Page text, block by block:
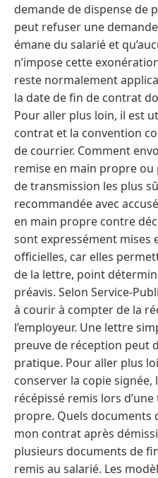
demande de dispense de
peut refuser une
émane du salarié et
n’impose cette
reste normalement
la date de fin de contrat
Pour aller plus loin, il est
contrat et la convention
de courrier. Comment
remise en main propre ou
de transmission les plus
recommandée avec
en main propre contre
sont expressément mises
officielles, car elles
de la lettre, point
préavis. Selon Service-
à courir à compter de la
l’employeur. Une lettre
preuve de réception peut
pratique. Pour aller plus
conserver la copie signée,
récépissé remis lors
propre. Quels documents
mon contrat après
plusieurs documents de
remis au salarié. Les